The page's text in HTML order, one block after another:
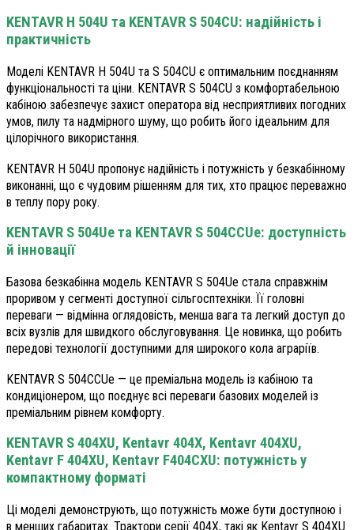
KENTAVR H 504U та KENTAVR S 504CU: надійність і
практичність
Моделі KENTAVR H 504U та S 504CU є оптимальним поєднанням
функціональності та ціни. KENTAVR S 504CU з комфортабельною
кабіною забезпечує захист оператора від несприятливих погодних
умов, пилу та надмірного шуму, що робить його ідеальним для
цілорічного використання.
KENTAVR H 504U пропонує надійність і потужність у безкабінному
виконанні, що є чудовим рішенням для тих, хто працює переважно
в теплу пору року.
KENTAVR S 504Ue та KENTAVR S 504СCUе: доступність
й інновації
Базова безкабінна модель KENTAVR S 504Ue стала справжнім
проривом у сегменті доступної сільгосптехніки. Її головні
переваги — відмінна оглядовість, менша вага та легкий доступ до
всіх вузлів для швидкого обслуговування. Це новинка, що робить
передові технології доступними для широкого кола аграріїв.
KENTAVR S 504СCUе — це преміальна модель із кабіною та
кондиціонером, що поєднує всі переваги базових моделей із
преміальним рівнем комфорту.
KENTAVR S 404XU, Kentavr 404X, Kentavr 404XU,
Kentavr F 404XU, Kentavr F404CXU: потужність у
компактному форматі
Ці моделі демонструють, що потужність може бути доступною і
в менших габаритах. Трактори серії 404X, такі як Kentavr S 404XU